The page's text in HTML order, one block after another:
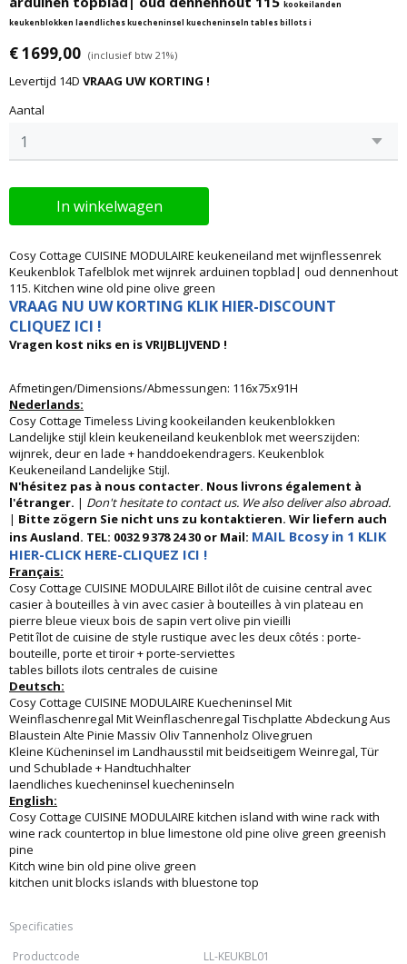
kookeilanden
keukenblokken laendliches kuecheninsel kuecheninseln tables billots i
€ 1699,00 (inclusief btw 21%)
Levertijd 14D VRAAG UW KORTING !
Aantal
In winkelwagen
Cosy Cottage CUISINE MODULAIRE keukeneiland met wijnflessenrek
Keukenblok Tafelblok met wijnrek arduinen topblad| oud dennenhout
115. Kitchen wine old pine olive green
VRAAG NU UW KORTING KLIK HIER-DISCOUNT
CLIQUEZ ICI !
Vragen kost niks en is VRIJBLIJVEND !
Afmetingen/Dimensions/Abmessungen: 116x75x91H
Nederlands:
Cosy Cottage Timeless Living kookeilanden keukenblokken
Landelijke stijl klein keukeneiland keukenblok met weerszijden:
wijnrek, deur en lade + handdoekendragers. Keukenblok
Keukeneiland Landelijke Stijl.
N'hésitez pas à nous contacter. Nous livrons également à
l'étranger. | Don't hesitate to contact us. We also deliver also abroad.
| Bitte zögern Sie nicht uns zu kontaktieren. Wir liefern auch
ins Ausland. TEL: 0032 9 378 24 30 or Mail: MAIL Bcosy in 1 KLIK
HIER-CLICK HERE-CLIQUEZ ICI !
Français:
Cosy Cottage CUISINE MODULAIRE Billot ilôt de cuisine central avec
casier à bouteilles à vin avec casier à bouteilles à vin plateau en
pierre bleue vieux bois de sapin vert olive pin vieilli
Petit îlot de cuisine de style rustique avec les deux côtés : porte-
bouteille, porte et tiroir + porte-serviettes
tables billots ilots centrales de cuisine
Deutsch:
Cosy Cottage CUISINE MODULAIRE Kuecheninsel Mit
Weinflaschenregal Mit Weinflaschenregal Tischplatte Abdeckung Aus
Blaustein Alte Pinie Massiv Oliv Tannenholz Olivegruen
Kleine Kücheninsel im Landhausstil mit beidseitigem Weinregal, Tür
und Schublade + Handtuchhalter
laendliches kuecheninsel kuecheninseln
English:
Cosy Cottage CUISINE MODULAIRE kitchen island with wine rack with
wine rack countertop in blue limestone old pine olive green greenish
pine
Kitch wine bin old pine olive green
kitchen unit blocks islands with bluestone top
Specificaties
Productcode
LL-KEUKBL01